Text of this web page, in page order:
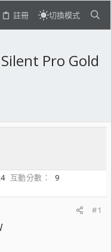
註冊 切換模式
Pro Gold
互動分數
9
#1